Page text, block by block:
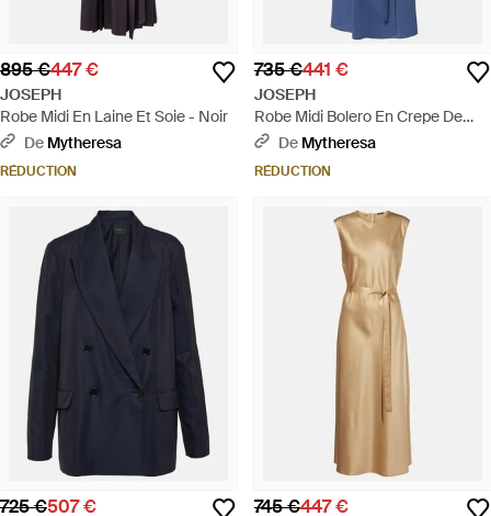
895 €447 €
JOSEPH
Robe Midi En Laine Et Soie - Noir
De Mytheresa
RÉDUCTION
735 €441 €
JOSEPH
Robe Midi Bolero En Crepe De
Soie - Bleu
De Mytheresa
RÉDUCTION
725 €507 € 745 €447 €